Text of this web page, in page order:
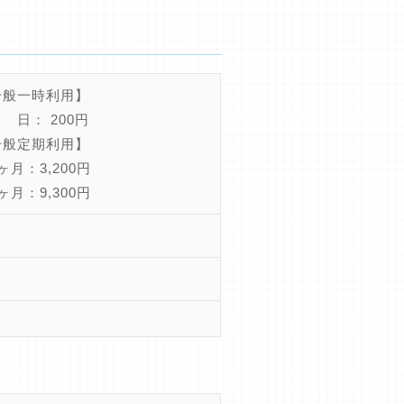
一時利用】
： 200円
定期利用】
：3,200円
：9,300円